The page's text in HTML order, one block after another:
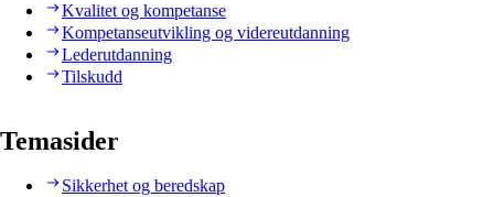
Kvalitet og kompetanse
Kompetanseutvikling og videreutdanning
Lederutdanning
Tilskudd
Temasider
Sikkerhet og beredskap